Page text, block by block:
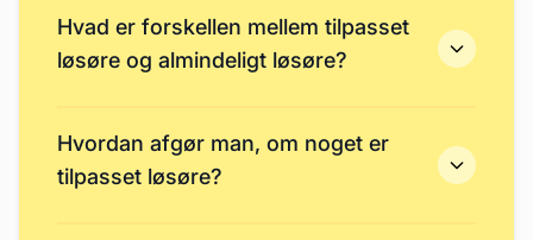
Hvad er forskellen mellem tilpasset
løsøre og almindeligt løsøre?
Hvordan afgør man, om noget er
tilpasset løsøre?